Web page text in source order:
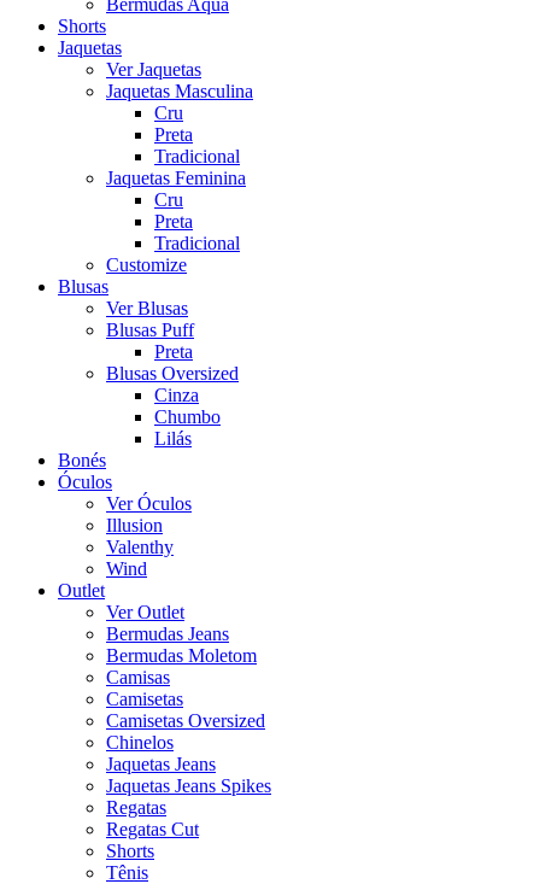
Bermudas Aqua
Shorts
Jaquetas
Ver Jaquetas
Jaquetas Masculina
Cru
Preta
Tradicional
Jaquetas Feminina
Cru
Preta
Tradicional
Customize
Blusas
Ver Blusas
Blusas Puff
Preta
Blusas Oversized
Cinza
Chumbo
Lilás
Bonés
Óculos
Ver Óculos
Illusion
Valenthy
Wind
Outlet
Ver Outlet
Bermudas Jeans
Bermudas Moletom
Camisas
Camisetas
Camisetas Oversized
Chinelos
Jaquetas Jeans
Jaquetas Jeans Spikes
Regatas
Regatas Cut
Shorts
Tênis